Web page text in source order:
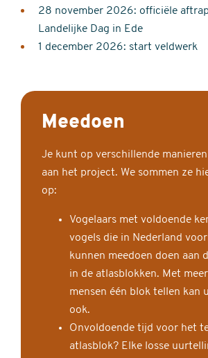
28 november 2026: officiële
Landelijke Dag in Ede
1 december 2026: start veldwerk
Meedoen
Je kunt op verschillende
aan het project. We sommen ze
op:
Vogelaars met voldoende
vogels die in Nederland
kunnen meedoen doen aan
in de atlasblokken. Met
mensen één blok tellen kan
ook.
Onvoldoende tijd voor het
atlasblok? Elke losse